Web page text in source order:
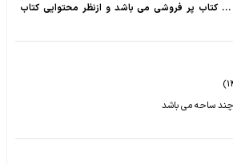
کتاب پر فروشی می باشد و ازنظر محتوایی کتاب
چند ساحه می باشد